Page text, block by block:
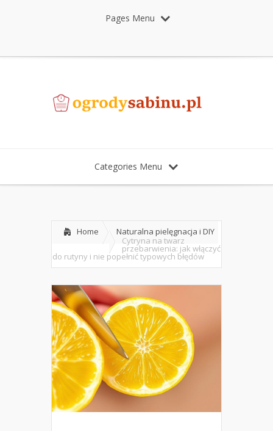
Pages Menu
Categories Menu
Home
Naturalna pielęgnacja i DIY
Cytryna na twarz
przebarwienia: jak włączyć
do rutyny i nie popełnić typowych błędów